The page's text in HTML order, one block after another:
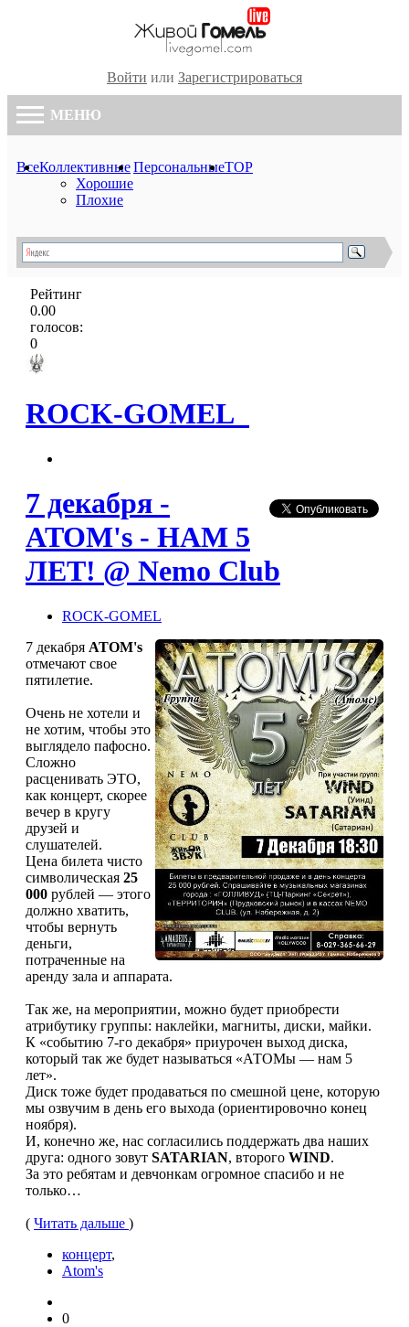
Войти или Зарегистрироваться
МЕНЮ
ВсеКоллективные
Хорошие
Плохие
ПерсональныеTOP
Рейтинг
0.00
голосов:
0
ROCK-GOMEL
7 декабря -
ATOM's - НАМ 5
ЛЕТ! @ Nemo Club
ROCK-GOMEL
7 декабря АТОМ's
отмечают свое
пятилетие.
Очень не хотели и
не хотим, чтобы это
выглядело пафосно.
Сложно
расценивать ЭТО,
как концерт, скорее
вечер в кругу
друзей и
слушателей.
Цена билета чисто
символическая 25
000 рублей — этого
должно хватить,
чтобы вернуть
деньги,
потраченные на
аренду зала и аппарата.
Так же, на мероприятии, можно будет приобрести
атрибутику группы: наклейки, магниты, диски, майки.
К «событию 7-го декабря» приурочен выход диска,
который так же будет называться «АТОМы — нам 5
лет».
Диск тоже будет продаваться по смешной цене, которую
мы озвучим в день его выхода (ориентировочно конец
ноября).
И, конечно же, нас согласились поддержать два наших
друга: одного зовут SATARIAN, второго WIND.
За это ребятам и девчонкам огромное спасибо и не
только…
( Читать дальше )
концерт,
Atom's
0